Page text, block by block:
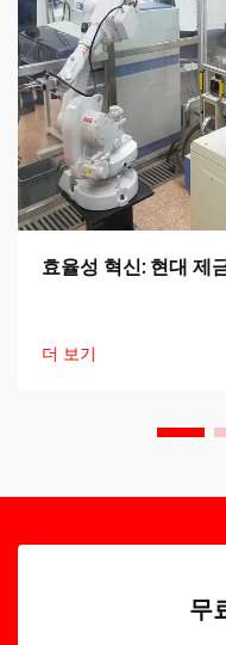
효율성 혁신: 현대 제
더 보기
무